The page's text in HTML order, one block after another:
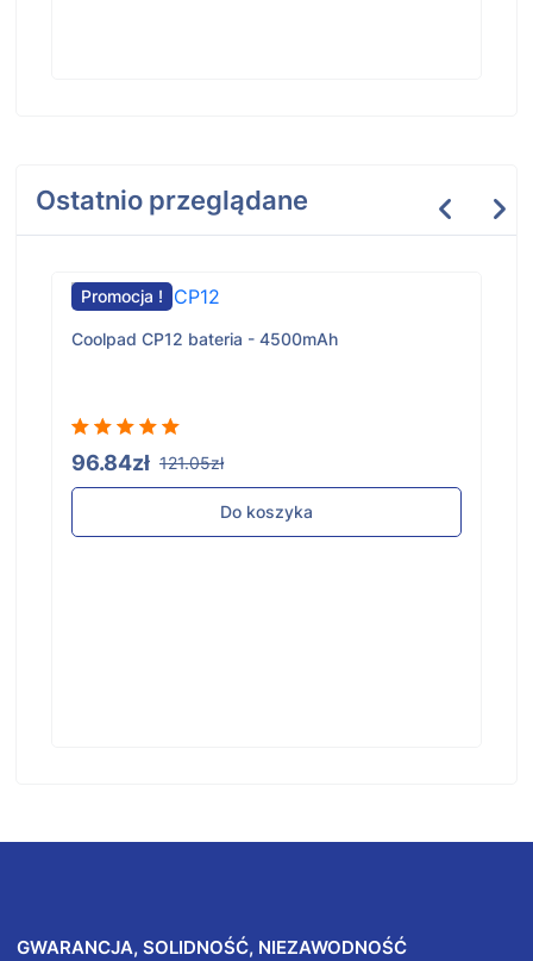
Ostatnio przeglądane
Promocja !
Coolpad CP12 bateria - 4500mAh
96.84zł 121.05zł
Do koszyka
GWARANCJA, SOLIDNOŚĆ, NIEZAWODNOŚĆ